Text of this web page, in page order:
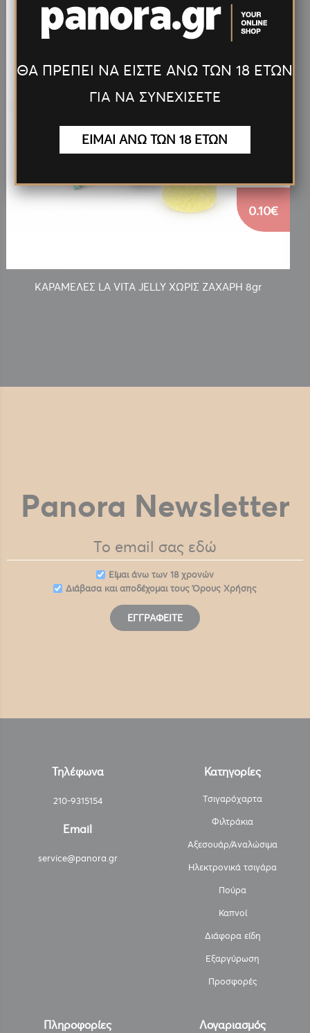
ΚΑΡΑΜΕΛΕΣ LA VITA JELLY ΧΩΡΙΣ ΖΑΧΑΡΗ 8gr
0.10€
Panora Newsletter
Eίμαι άνω των 18 χρονών
Διάβασα και αποδέχομαι τουςΌρους Χρήσης
ΕΓΓΡΑΦΕΊΤΕ
Τηλέφωνα
210-9315154
Email
service@panora.gr
Κατηγορίες
Τσιγαρόχαρτα
Φιλτράκια
Αξεσουάρ/Αναλώσιμα
Ηλεκτρονικά τσιγάρα
Πούρα
Καπνοί
Διάφορα είδη
Εξαργύρωση
Προσφορές
Πληροφορίες Λογαριασμός
ΘΑ ΠΡΕΠΕΙ ΝΑ ΕΙΣΤΕ ΑΝΩ ΤΩΝ 18 ΕΤΩΝ
ΓΙΑ ΝΑ ΣΥΝΕΧΙΣΕΤΕ
ΕΙΜΑΙ ΑΝΩ ΤΩΝ 18 ΕΤΩΝ